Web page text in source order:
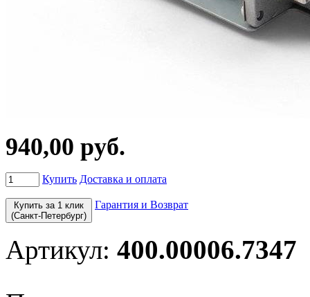
940,00 руб.
Купить Доставка и оплата
Купить за 1 клик
(Санкт-Петербург)
Гарантия и Возврат
Артикул: 400.00006.7347